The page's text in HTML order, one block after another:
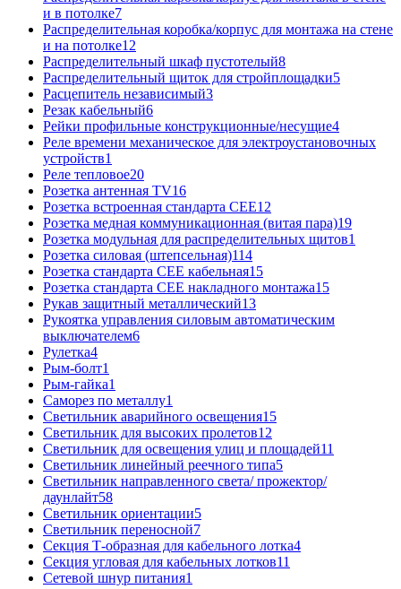
и в потолке7
Распределительная коробка/корпус для монтажа на стене
и на потолке12
Распределительный шкаф пустотелый8
Распределительный щиток для стройплощадки5
Расцепитель независимый3
Резак кабельный6
Рейки профильные конструкционные/несущие4
Реле времени механическое для электроустановочных
устройств1
Реле тепловое20
Розетка антенная TV16
Розетка встроенная стандарта CEE12
Розетка медная коммуникационная (витая пара)19
Розетка модульная для распределительных щитов1
Розетка силовая (штепсельная)114
Розетка стандарта СЕЕ кабельная15
Розетка стандарта СЕЕ накладного монтажа15
Рукав защитный металлический13
Рукоятка управления силовым автоматическим
выключателем6
Рулетка4
Рым-болт1
Рым-гайка1
Саморез по металлу1
Светильник аварийного освещения15
Светильник для высоких пролетов12
Светильник для освещения улиц и площадей11
Светильник линейный реечного типа5
Светильник направленного света/ прожектор/
даунлайт58
Светильник ориентации5
Светильник переносной7
Секция Т-образная для кабельного лотка4
Секция угловая для кабельных лотков11
Сетевой шнур питания1